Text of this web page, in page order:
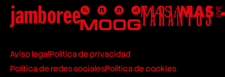
Aviso legalPolítica de privacidad
Política de redes socialesPolítica de cookies